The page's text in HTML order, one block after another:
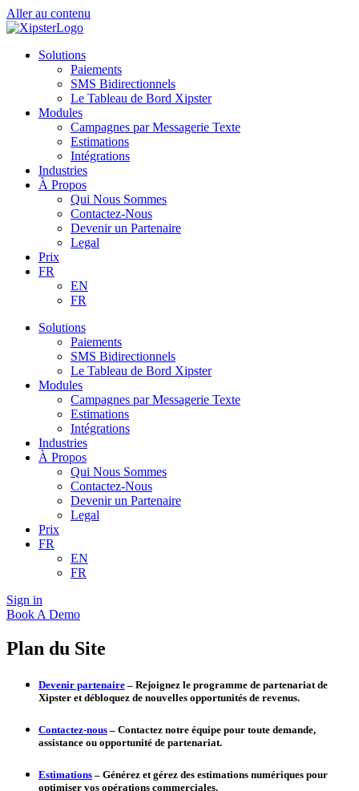
Aller au contenu
Solutions
Paiements
SMS Bidirectionnels
Le Tableau de Bord Xipster
Modules
Campagnes par Messagerie Texte
Estimations
Intégrations
Industries
À Propos
Qui Nous Sommes
Contactez-Nous
Devenir un Partenaire
Legal
Prix
FR
EN
FR
Solutions
Paiements
SMS Bidirectionnels
Le Tableau de Bord Xipster
Modules
Campagnes par Messagerie Texte
Estimations
Intégrations
Industries
À Propos
Qui Nous Sommes
Contactez-Nous
Devenir un Partenaire
Legal
Prix
FR
EN
FR
Sign in
Book A Demo
Plan du Site
Devenir partenaire – Rejoignez le programme de partenariat de
Xipster et débloquez de nouvelles opportunités de revenus.
Contactez-nous – Contactez notre équipe pour toute demande,
assistance ou opportunité de partenariat.
Estimations – Générez et gérez des estimations numériques pour
optimiser vos opérations commerciales.